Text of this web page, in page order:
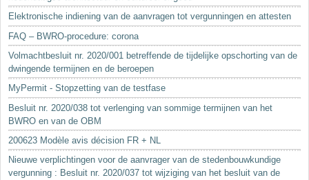
Elektronische indiening van de aanvragen tot vergunningen en attesten
FAQ – BWRO-procedure: corona
Volmachtbesluit nr. 2020/001 betreffende de tijdelijke opschorting van de
dwingende termijnen en de beroepen
MyPermit - Stopzetting van de testfase
Besluit nr. 2020/038 tot verlenging van sommige termijnen van het
BWRO en van de OBM
200623 Modèle avis décision FR + NL
Nieuwe verplichtingen voor de aanvrager van de stedenbouwkundige
vergunning : Besluit nr. 2020/037 tot wijziging van het besluit van de